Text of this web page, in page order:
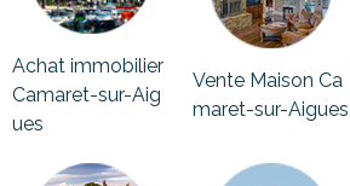
Achat immobilier
Camaret-sur-Aig
ues
Vente Maison Ca
maret-sur-Aigues